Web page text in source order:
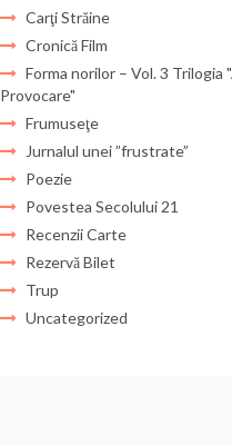
Carţi Străine
Cronică Film
Forma norilor – Vol. 3 Trilogia
Provocare"
Frumuseţe
Jurnalul unei ”frustrate”
Poezie
Povestea Secolului 21
Recenzii Carte
Rezervă Bilet
Trup
Uncategorized